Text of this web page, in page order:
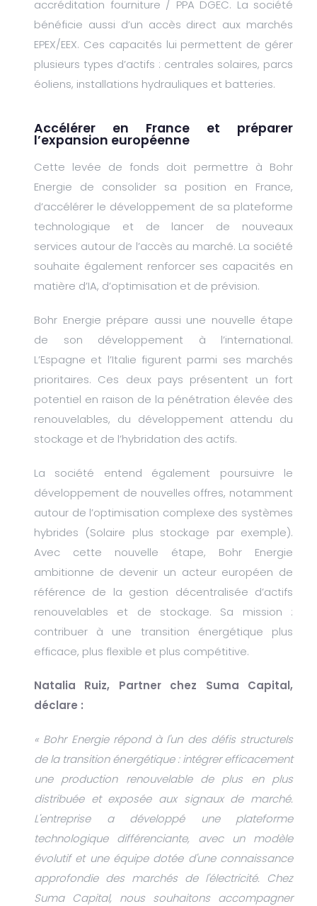
accréditation fourniture / PPA DGEC. La société
bénéficie aussi d’un accès direct aux marchés
EPEX/EEX. Ces capacités lui permettent de gérer
plusieurs types d’actifs : centrales solaires, parcs
éoliens, installations hydrauliques et batteries.
Accélérer en France et préparer
l’expansion européenne
Cette levée de fonds doit permettre à Bohr
Energie de consolider sa position en France,
d’accélérer le développement de sa plateforme
technologique et de lancer de nouveaux
services autour de l’accès au marché. La société
souhaite également renforcer ses capacités en
matière d’IA, d’optimisation et de prévision.
Bohr Energie prépare aussi une nouvelle étape
de son développement à l’international.
L’Espagne et l’Italie figurent parmi ses marchés
prioritaires. Ces deux pays présentent un fort
potentiel en raison de la pénétration élevée des
renouvelables, du développement attendu du
stockage et de l’hybridation des actifs.
La société entend également poursuivre le
développement de nouvelles offres, notamment
autour de l’optimisation complexe des systèmes
hybrides (Solaire plus stockage par exemple).
Avec cette nouvelle étape, Bohr Energie
ambitionne de devenir un acteur européen de
référence de la gestion décentralisée d’actifs
renouvelables et de stockage. Sa mission :
contribuer à une transition énergétique plus
efficace, plus flexible et plus compétitive.
Natalia Ruiz, Partner chez Suma Capital,
déclare :
« Bohr Energie répond à l'un des défis structurels
de la transition énergétique : intégrer efficacement
une production renouvelable de plus en plus
distribuée et exposée aux signaux de marché.
L'entreprise a développé une plateforme
technologique différenciante, avec un modèle
évolutif et une équipe dotée d'une connaissance
approfondie des marchés de l'électricité. Chez
Suma Capital, nous souhaitons accompagner